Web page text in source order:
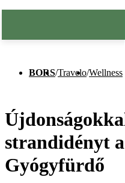
BORS/Travelo/Wellness
strandidényt
Gyógyfürdő